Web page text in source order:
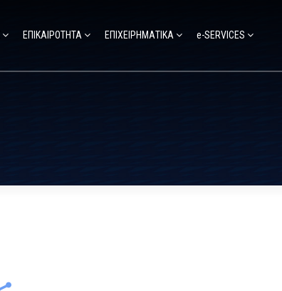
ΕΠΙΚΑΙΡΟΤΗΤΑ ΕΠΙΧΕΙΡΗΜΑΤΙΚΑ e-SERVICES